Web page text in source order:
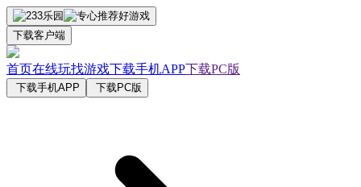
下载客户端
首页在线玩找游戏下载手机APP下载PC版
下载手机APP 下载PC版